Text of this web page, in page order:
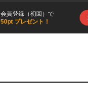
会員登録（初回）で
50pt プレゼント！